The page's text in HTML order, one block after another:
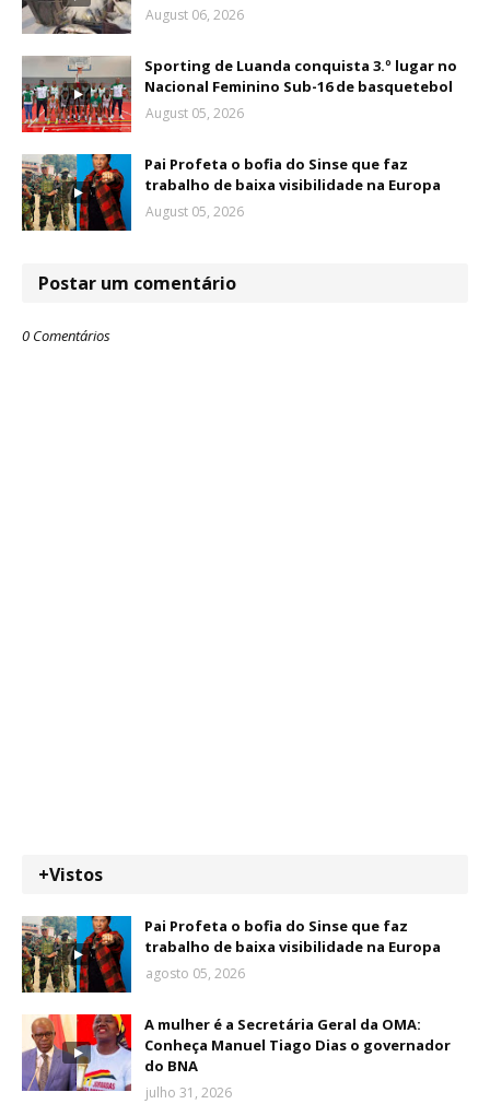
August 06, 2026
Sporting de Luanda conquista 3.º lugar no
Nacional Feminino Sub-16 de basquetebol
August 05, 2026
Pai Profeta o bofia do Sinse que faz
trabalho de baixa visibilidade na Europa
August 05, 2026
Postar um comentário
0 Comentários
+Vistos
Pai Profeta o bofia do Sinse que faz
trabalho de baixa visibilidade na Europa
agosto 05, 2026
A mulher é a Secretária Geral da OMA:
Conheça Manuel Tiago Dias o governador
do BNA
julho 31, 2026